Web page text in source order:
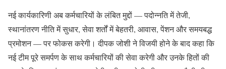
नई कार्यकारिणी अब कर्मचारियों के लंबित मुद्दों — पदोन्नति में तेजी,
स्थानांतरण नीति में सुधार, सेवा शर्तों में बेहतरी, आवास, पेंशन और समयबद्ध
प्रमोशन — पर फोकस करेगी। दीपक जोशी ने विजयी होने के बाद कहा कि
नई टीम पूरे समर्पण के साथ कर्मचारियों की सेवा करेगी और उनके हितों की